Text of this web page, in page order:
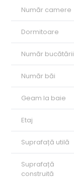
Număr camere
Dormitoare
Număr bucătării
Număr băi
Geam la baie
Etaj
Suprafață utilă
Suprafață
construită